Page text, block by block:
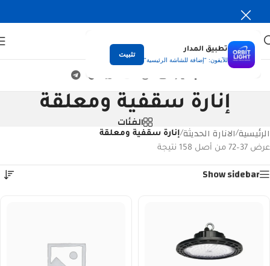
تطبيق المدار
للآيفون: "إضافة للشاشة الرئيسية"
تثبيت
إنارة سقفية ومعلقة
الفئات
الرئيسية/الانارة الحديثة/إنارة سقفية ومعلقة
عرض 37–72 من أصل 158 نتيجة
Show sidebar